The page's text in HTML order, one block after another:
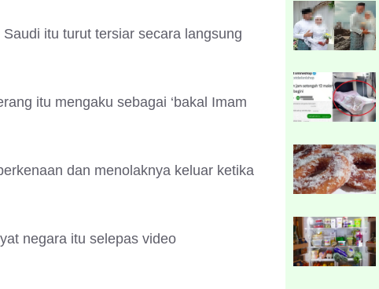
itu turut tersiar secara langsung
itu mengaku sebagai ‘bakal Imam
dan menolaknya keluar ketika
negara itu selepas video